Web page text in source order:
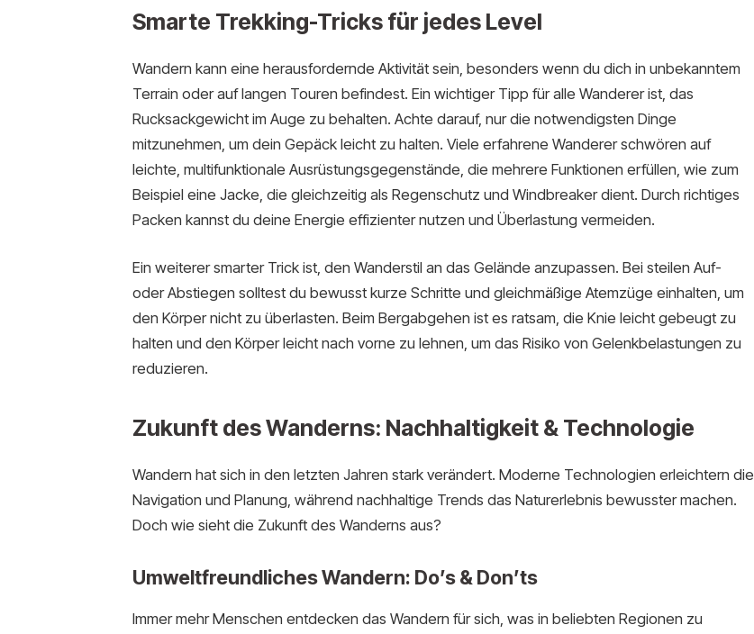
Smarte Trekking-Tricks für jedes Level
Wandern kann eine herausfordernde Aktivität sein, besonders wenn du dich in unbekanntem
Terrain oder auf langen Touren befindest. Ein wichtiger Tipp für alle Wanderer ist, das
Rucksackgewicht im Auge zu behalten. Achte darauf, nur die notwendigsten Dinge
mitzunehmen, um dein Gepäck leicht zu halten. Viele erfahrene Wanderer schwören auf
leichte, multifunktionale Ausrüstungsgegenstände, die mehrere Funktionen erfüllen, wie zum
Beispiel eine Jacke, die gleichzeitig als Regenschutz und Windbreaker dient. Durch richtiges
Packen kannst du deine Energie effizienter nutzen und Überlastung vermeiden.
Ein weiterer smarter Trick ist, den Wanderstil an das Gelände anzupassen. Bei steilen Auf-
oder Abstiegen solltest du bewusst kurze Schritte und gleichmäßige Atemzüge einhalten, um
den Körper nicht zu überlasten. Beim Bergabgehen ist es ratsam, die Knie leicht gebeugt zu
halten und den Körper leicht nach vorne zu lehnen, um das Risiko von Gelenkbelastungen zu
reduzieren.
Zukunft des Wanderns: Nachhaltigkeit & Technologie
Wandern hat sich in den letzten Jahren stark verändert. Moderne Technologien erleichtern die
Navigation und Planung, während nachhaltige Trends das Naturerlebnis bewusster machen.
Doch wie sieht die Zukunft des Wanderns aus?
Umweltfreundliches Wandern: Do’s & Don’ts
Immer mehr Menschen entdecken das Wandern für sich, was in beliebten Regionen zu